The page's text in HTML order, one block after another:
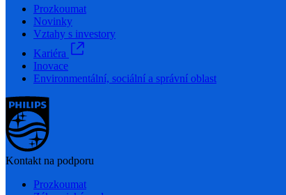
Prozkoumat
Novinky
Vztahy s investory
Kariéra
Inovace
Environmentální, sociální a správní oblast
Kontakt na podporu
Prozkoumat